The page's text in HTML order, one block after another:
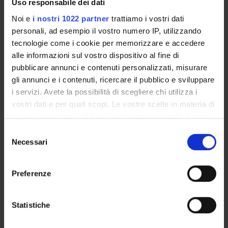
Uso responsabile dei dati
Noi e i nostri 1022 partner trattiamo i vostri dati
personali, ad esempio il vostro numero IP, utilizzando
tecnologie come i cookie per memorizzare e accedere
alle informazioni sul vostro dispositivo al fine di
pubblicare annunci e contenuti personalizzati, misurare
gli annunci e i contenuti, ricercare il pubblico e sviluppare
i servizi. Avete la possibilità di scegliere chi utilizza i
vostri dati e per quali scopi. Le vostre scelte in materia di
privacy sono applicabili solo su questa proprietà digitale
modificare o revocare il proprio consenso in qualsiasi
momento dalla Dichiarazione sui cookie o facendo clic
raccogliere informazioni sulla tua posizione
geografica, con un'approssimazione di qualche
delNecessari
Preferenze
Statistiche
ORGANISATION
GOVERNANCE
COMMITTEES
DEPARTMENT ADMINISTRATION OFFICES
DEPARTMENT FACILITIES
LIBRARIES